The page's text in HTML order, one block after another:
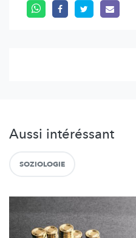
Aussi intéréssant
SOZIOLOGIE